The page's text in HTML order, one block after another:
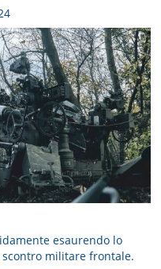
esaurendo lo
militare frontale.